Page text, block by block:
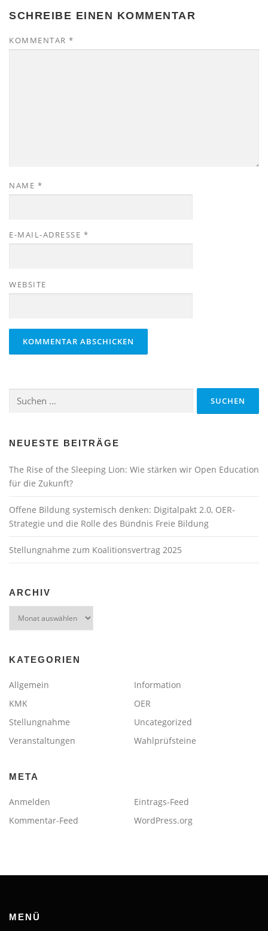
SCHREIBE EINEN KOMMENTAR
KOMMENTAR *
NAME *
E-MAIL-ADRESSE *
WEBSITE
nach:
NEUESTE BEITRÄGE
The Rise of the Sleeping Lion: Wie stärken wir Open Education
für die Zukunft?
Offene Bildung systemisch denken: Digitalpakt 2.0, OER-
Strategie und die Rolle des Bündnis Freie Bildung
Stellungnahme zum Koalitionsvertrag 2025
ARCHIV
KATEGORIEN
Allgemein
Information
KMK
OER
Stellungnahme
Uncategorized
Veranstaltungen
Wahlprüfsteine
META
Anmelden
Eintrags-Feed
Kommentar-Feed
WordPress.org
MENÜ